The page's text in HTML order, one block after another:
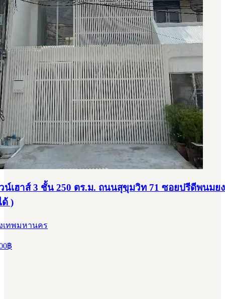
น์เฮาส์ 3 ชั้น 250 ตร.ม. ถนนสุขุมวิท 71 ซอยปรีดีพนมย
ด้ )
เทพมหานคร
฿